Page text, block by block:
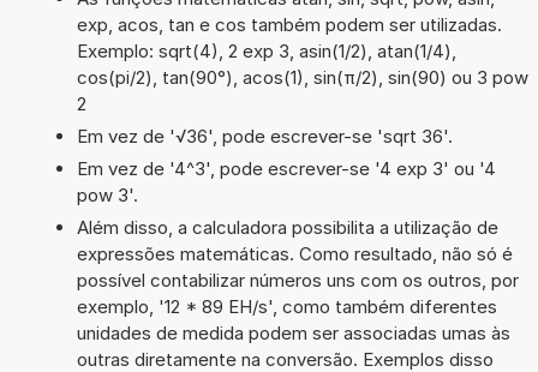
exp, acos, tan e cos também podem ser utilizadas.
Exemplo: sqrt(4), 2 exp 3, asin(1/2), atan(1/4),
cos(pi/2), tan(90°), acos(1), sin(π/2), sin(90) ou 3 pow
2
Em vez de '√36', pode escrever-se 'sqrt 36'.
Em vez de '4^3', pode escrever-se '4 exp 3' ou '4
pow 3'.
Além disso, a calculadora possibilita a utilização de
expressões matemáticas. Como resultado, não só é
possível contabilizar números uns com os outros, por
exemplo, '12 * 89 EH/s', como também diferentes
unidades de medida podem ser associadas umas às
outras diretamente na conversão. Exemplos disso